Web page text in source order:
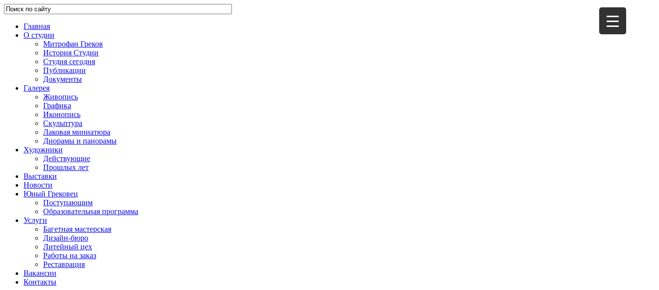
Главная
О студии
Митрофан Греков
История Студии
Студия сегодня
Публикации
Документы
Галерея
Живопись
Графика
Иконопись
Скульптура
Лаковая миниатюра
Диорамы и панорамы
Художники
Действующие
Прошлых лет
Выставки
Новости
Юный Грековец
Поступающим
Образовательная программа
Услуги
Багетная мастерская
Дизайн-бюро
Литейный цех
Работы на заказ
Реставрация
Вакансии
Контакты